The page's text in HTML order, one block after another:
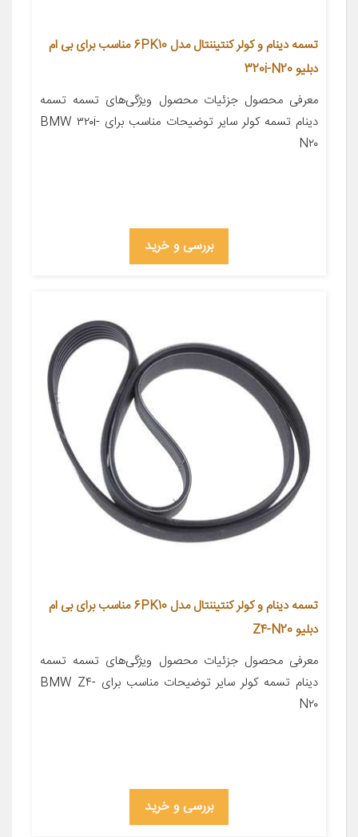
تسمه دینام و کولر کنتیننتال مدل 6PK10 مناسب برای بی ام
دبلیو 320i-N20
معرفی محصول جزئیات محصول ویژگی‌های تسمه تسمه
دینام تسمه کولر سایر توضیحات مناسب برای BMW ۳۲۰i-
N۲۰
بررسی و خرید
تسمه دینام و کولر کنتیننتال مدل 6PK10 مناسب برای بی ام
دبلیو Z4-N20
معرفی محصول جزئیات محصول ویژگی‌های تسمه تسمه
دینام تسمه کولر سایر توضیحات مناسب برای BMW Z۴-
N۲۰
بررسی و خرید